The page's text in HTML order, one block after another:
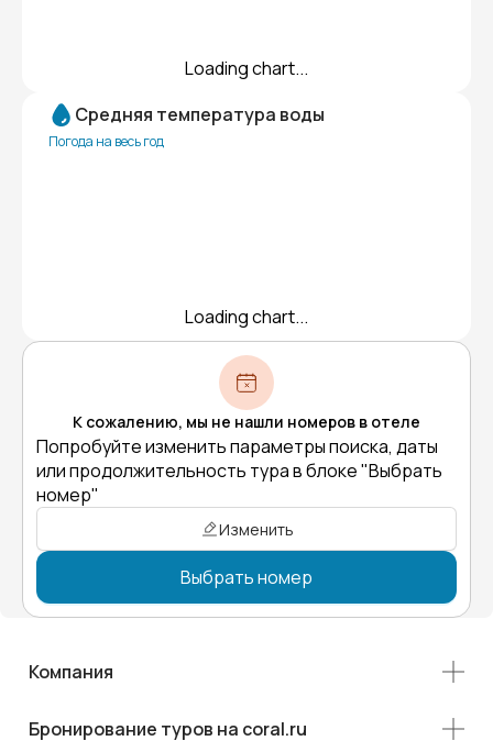
Loading chart...
Средняя температура воды
Погода на весь год
Loading chart...
К сожалению, мы не нашли номеров в отеле
Попробуйте изменить параметры поиска, даты
или продолжительность тура в блоке "Выбрать
номер"
Изменить
Выбрать номер
Компания
Бронирование туров на coral.ru